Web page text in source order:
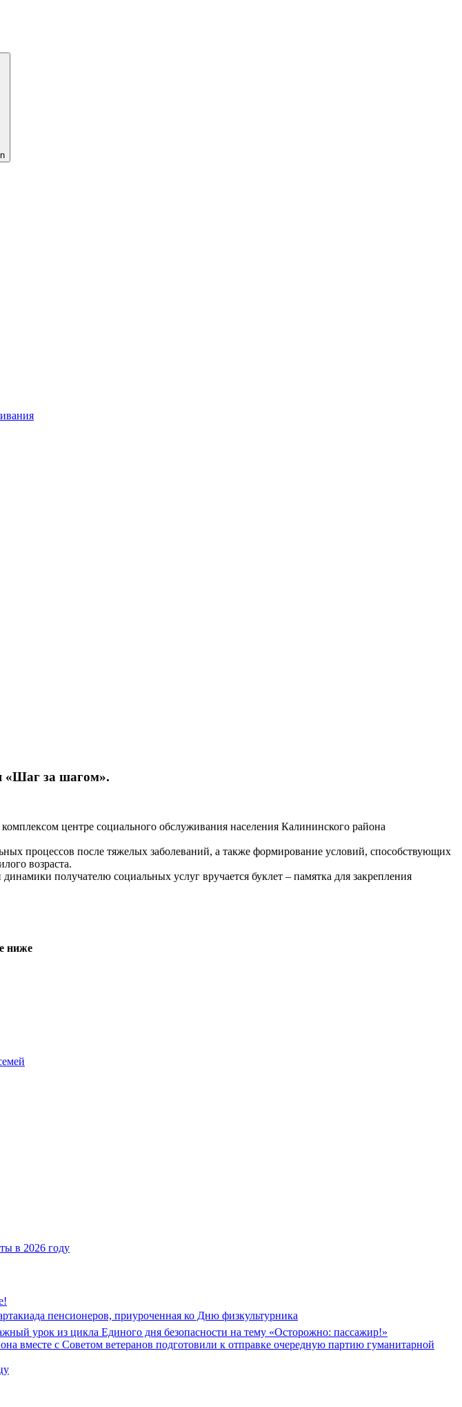
«Шаг за шагом».
центре социального обслуживания населения Калининского района
процессов после тяжелых заболеваний, а также формирование условий, способствующих
возраста.
получателю социальных услуг вручается буклет – памятка для закрепления
ниже
в 2026 году
пенсионеров, приуроченная ко Дню физкультурника
урок из цикла Единого дня безопасности на тему «Осторожно: пассажир!»
вместе с Советом ветеранов подготовили к отправке очередную партию гуманитарной